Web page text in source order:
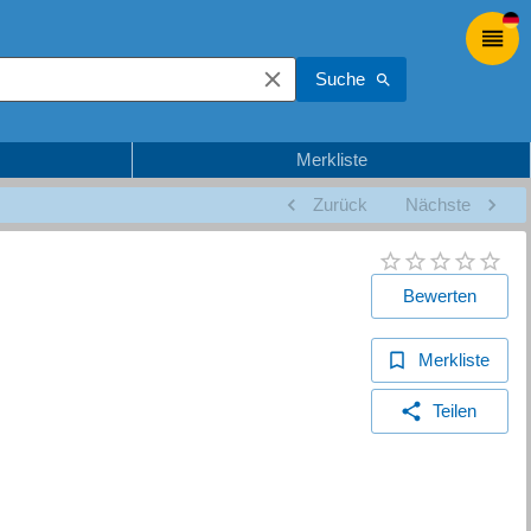
Suche
Merkliste
Zurück Nächste
Bewerten
Merkliste
Teilen